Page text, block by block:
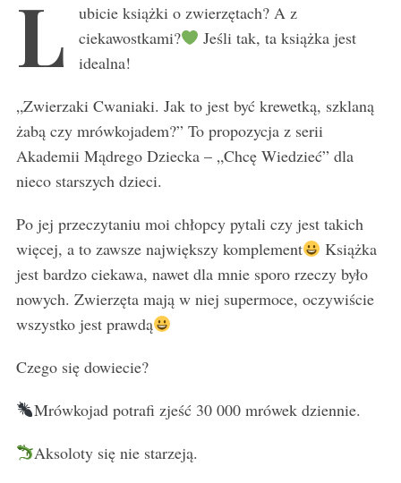
L
ubicie książki o zwierzętach? A z
ciekawostkami?
Jeśli tak, ta książka jest
idealna!
„Zwierzaki Cwaniaki. Jak to jest być krewetką, szklaną
żabą czy mrówkojadem?” To propozycja z serii
Akademii Mądrego Dziecka – „Chcę Wiedzieć” dla
nieco starszych dzieci.
Po jej przeczytaniu moi chłopcy pytali czy jest takich
więcej, a to zawsze największy komplement
Książka
jest bardzo ciekawa, nawet dla mnie sporo rzeczy było
nowych. Zwierzęta mają w niej supermoce, oczywiście
wszystko jest prawdą
Czego się dowiecie?
Mrówkojad potrafi zjeść 30 000 mrówek dziennie.
Aksoloty się nie starzeją.